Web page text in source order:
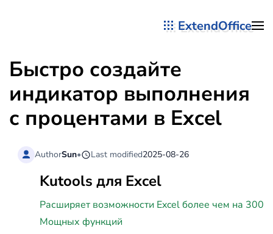
ExtendOffice
Быстро создайте
индикатор выполнения
с процентами в Excel
AuthorSun• Last modified2025-08-26
Kutools для Excel
Расширяет возможности Excel более чем на 300
Мощных функций